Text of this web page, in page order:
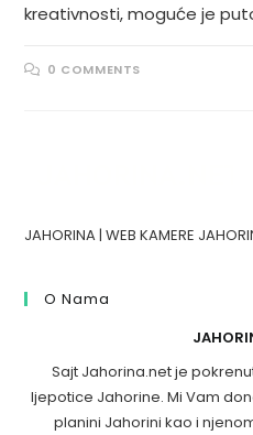
kreativnosti, moguće je
0 COMMENTS
JAHORINA|WEB KAMERE
O Nama
Sajt Jahorina.net je
ljepotice Jahorine. Mi Vam
planini Jahorini kao i